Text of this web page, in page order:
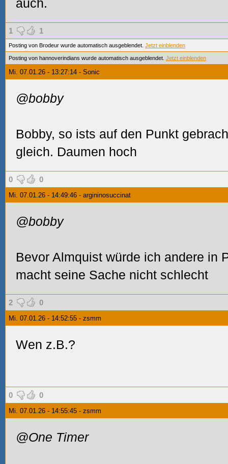
auch.
1 1
Posting von Brodeur wurde automatisch ausgeblendet. Jetzt einblenden
Posting von hannoverindians wurde automatisch ausgeblendet. Jetzt einblenden
Mi. 07.01.26 - 13:27:14 - Sonic
@bobby
Bobby, so ists auf den Punkt
gleich. Daumen hoch
0 0
Mi. 07.01.26 - 14:49:46 - argininosuccinat
@bobby
Bevor Almquist würde ich andere in
macht seine Sache nicht schlecht
2 0
Mi. 07.01.26 - 14:52:55 - zsmm
Wen z.B.?
0 0
Mi. 07.01.26 - 14:55:45 - zsmm
@One Timer